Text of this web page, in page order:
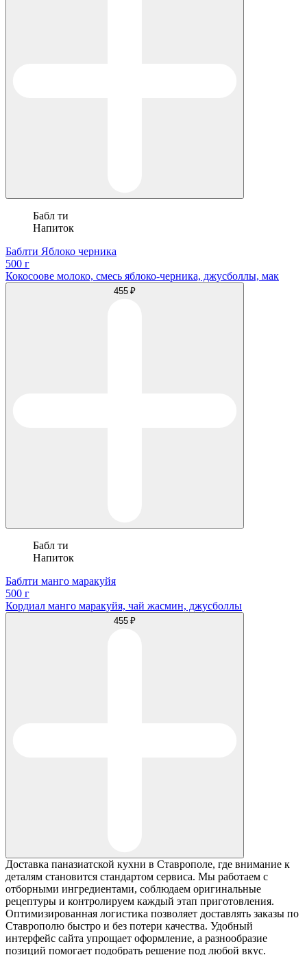
Бабл ти
Напиток
Баблти Яблоко черника
500 г
Кокосоове молоко, смесь яблоко-черника, джусболлы, мак
455 ₽
Бабл ти
Напиток
Баблти манго маракуйя
500 г
Кордиал манго маракуйя, чай жасмин, джусболлы
455 ₽
Доставка паназиатской кухни в Ставрополе, где внимание к
деталям становится стандартом сервиса. Мы работаем с
отборными ингредиентами, соблюдаем оригинальные
рецептуры и контролируем каждый этап приготовления.
Оптимизированная логистика позволяет доставлять заказы по
Ставрополю быстро и без потери качества. Удобный
интерфейс сайта упрощает оформление, а разнообразие
позиций помогает подобрать решение под любой вкус.